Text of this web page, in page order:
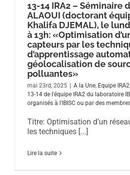
13-14 IRA2 – Séminaire
ALAOUI (doctorant
Khalifa DJEMAL), le
à 13h: «Optimisation
capteurs par les
d’apprentissage
géolocalisation de
polluantes»
mai 23rd, 2025 A la Une, Equipe IRA2,
13-14 de l'équipe IRA2 du laboratoire
organisés à l'IBISC ou par des
Titre: Optimisation d’un
les techniques [...]
Lire la suite